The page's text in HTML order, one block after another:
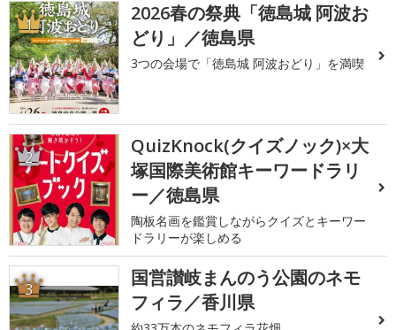
1
2026春の祭典「徳島城 阿波お
どり」／徳島県
3つの会場で「徳島城 阿波おどり」を満喫
2
QuizKnock(クイズノック)×大
塚国際美術館キーワードラリ
ー／徳島県
陶板名画を鑑賞しながらクイズとキーワー
ドラリーが楽しめる
3
国営讃岐まんのう公園のネモ
フィラ／香川県